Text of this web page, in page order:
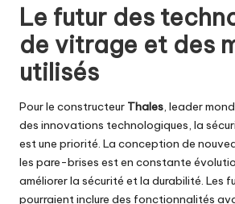
Le futur des
de vitrage et des
utilisés
Pour le constructeur Thales, leader
des innovations technologiques, la
est une priorité. La conception de
les pare-brises est en constante
améliorer la sécurité et la durabilité. Les
pourraient inclure des fonctionnalités